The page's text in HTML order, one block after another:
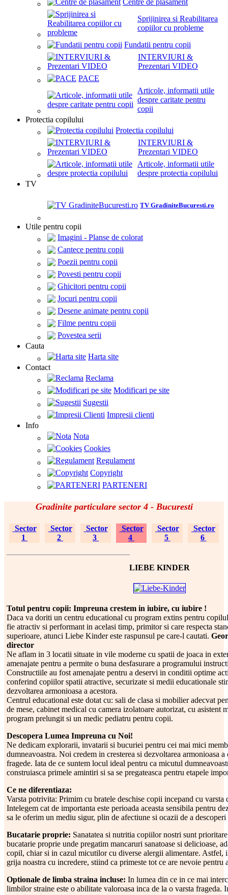
Centre de plasament
Sprijinirea si Reabilitarea
copiilor cu probleme
Fundatii pentru copii
INTERVIURI &
Prezentari VIDEO
PACE
Articole, informatii utile
despre caritate pentru
copii
Protectia copilului
Protectia copilului
INTERVIURI &
Prezentari VIDEO
Articole, informatii utile
despre protectia copilului
TV
TV GradiniteBucuresti.ro
Utile pentru copii
Imagini - Planse de colorat
Cantece pentru copii
Poezii pentru copii
Povesti pentru copii
Ghicitori pentru copii
Jocuri pentru copii
Desene animate pentru copii
Filme pentru copii
Povestea serii
Cauta
Harta site
Contact
Reclama
Modificari pe site
Sugestii
Impresii clienti
Info
Nota
Cookies
Regulament
Copyright
PARTENERI
Gradinite particulare sector 4 - Bucuresti
Sector
1
Sector
2
Sector
3
Sector
4
Sector
5
Sector
6
LIEBE KINDER
Totul pentru copii: Impreuna crestem in iubire, cu iubire !
Daca va doriti un centru educational cu program extins pentru
fie atractiv si performant in acelasi timp, primitor si care respecta
superioare, atunci Liebe Kinder este raspunsul pe care-l cautati.
director
Ne aflam in 3 locatii situate in vile moderne cu spatii de joaca in
amenajate pentru a permite o buna desfasurare a programului
Constructiile au fost amenajate pentru a deservi in conditii optime
conferind copiilor spatii atractive, securizate si medii educationale
dezvoltarea armonioasa a acestora.
Centrul educational este dotat cu: sali de clasa si mobilier adecvat
de mese, cabinet medical cu camera izolatoare autorizat, cu asistent
program prelungit si un medic pediatru pentru copii.
Descopera Lumea Impreuna cu Noi!
Ne dedicam explorarii, invatarii si bucuriei pentru cei mai mici
dumneavoastra. Noi credem in cresterea si dezvoltarea armonioasa
fragede. Iata de ce suntem locul ideal pentru ca micutul
construiasca primele amintiri si sa se pregateasca pentru etapele
Ce ne diferentiaza:
Varsta potrivita: Primim cu bratele deschise copii incepand cu varsta
Intelegem cat de importanta este perioada aceasta sensibila pentru
sa le oferim un mediu sigur, plin de afectiune si ocazii de a
Bucatarie proprie: Sanatatea si nutritia copiilor nostri sunt
bucatarie proprie unde pregatim mancaruri sanatoase si delicioase,
copil, chiar si in cazul micutilor cu diverse alergii alimentare. Astfel,
grija noastra cu incredere, stiind ca primeste tot ce are nevoie pentru
Optionale de limba straina incluse: In lumea din ce in ce mai
limbilor straine este o abilitate valoroasa inca de la o varsta frageda.